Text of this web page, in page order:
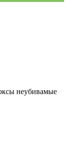
неубивамые